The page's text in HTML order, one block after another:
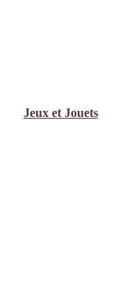
Jeux et Jouets